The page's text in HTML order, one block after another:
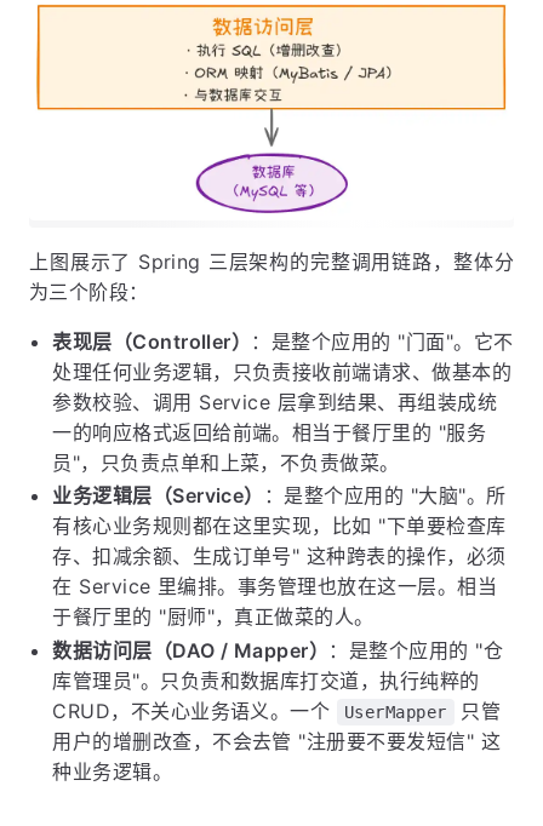
上图展示了 Spring 三层架构的完整调用链路，整体分
为三个阶段：
表现层（Controller）
：是整个应用的 "门面"。它不
处理任何业务逻辑，只负责接收前端请求、做基本的
参数校验、调用 Service 层拿到结果、再组装成统
一的响应格式返回给前端。相当于餐厅里的 "服务
员"，只负责点单和上菜，不负责做菜。
业务逻辑层（Service）
：是整个应用的 "大脑"。所
有核心业务规则都在这里实现，比如 "下单要检查库
存、扣减余额、生成订单号" 这种跨表的操作，必须
在 Service 里编排。事务管理也放在这一层。相当
于餐厅里的 "厨师"，真正做菜的人。
数据访问层（DAO / Mapper）
：是整个应用的 "仓
库管理员"。只负责和数据库打交道，执行纯粹的
CRUD，不关心业务语义。一个
UserMapper
只管
用户的增删改查，不会去管 "注册要不要发短信" 这
种业务逻辑。